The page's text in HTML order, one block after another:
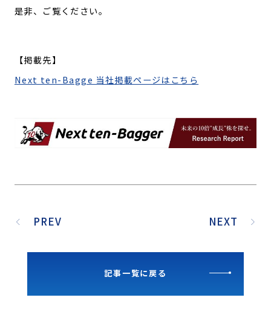
是非、ご覧ください。
【掲載先】
Next ten-Bagge 当社掲載ページはこちら
PREV
記事一覧に戻る
NEXT